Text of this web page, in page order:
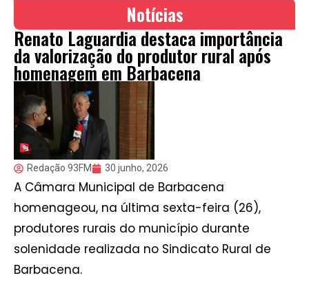
Notícias
Renato Laguardia destaca importância
da valorização do produtor rural após
homenagem em Barbacena
Redação 93FM 30 junho, 2026
A Câmara Municipal de Barbacena
homenageou, na última sexta-feira (26),
produtores rurais do município durante
solenidade realizada no Sindicato Rural de
Barbacena.